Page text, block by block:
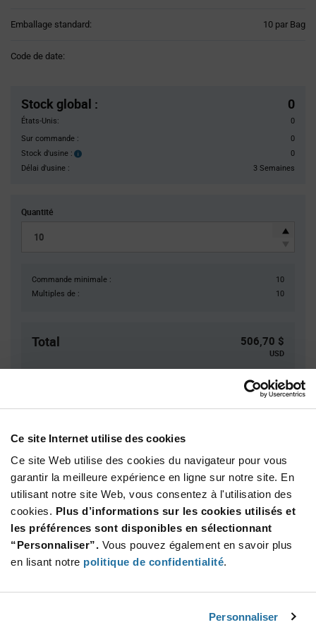
Ce site Internet utilise des cookies
Ce site Web utilise des cookies du navigateur pour vous
garantir la meilleure expérience en ligne sur notre site. En
utilisant notre site Web, vous consentez à l'utilisation des
cookies. Plus d’informations sur les cookies utilisés et
les préférences sont disponibles en sélectionnant
“Personnaliser”. Vous pouvez également en savoir plus
en lisant notre politique de confidentialité.
Personnaliser
Emballage standard: 10 par Bag
Code de date:
Stock global : 0
États-Unis:
0
Sur commande :
0
Stock d'usine :
Stock
0
Délai d'usine :
3 Semaines
Quantité
Commande minimale :
10
Multiples de :
10
Total 506,70 $
USD
20
30
$49.98
40+
$49.66
Information